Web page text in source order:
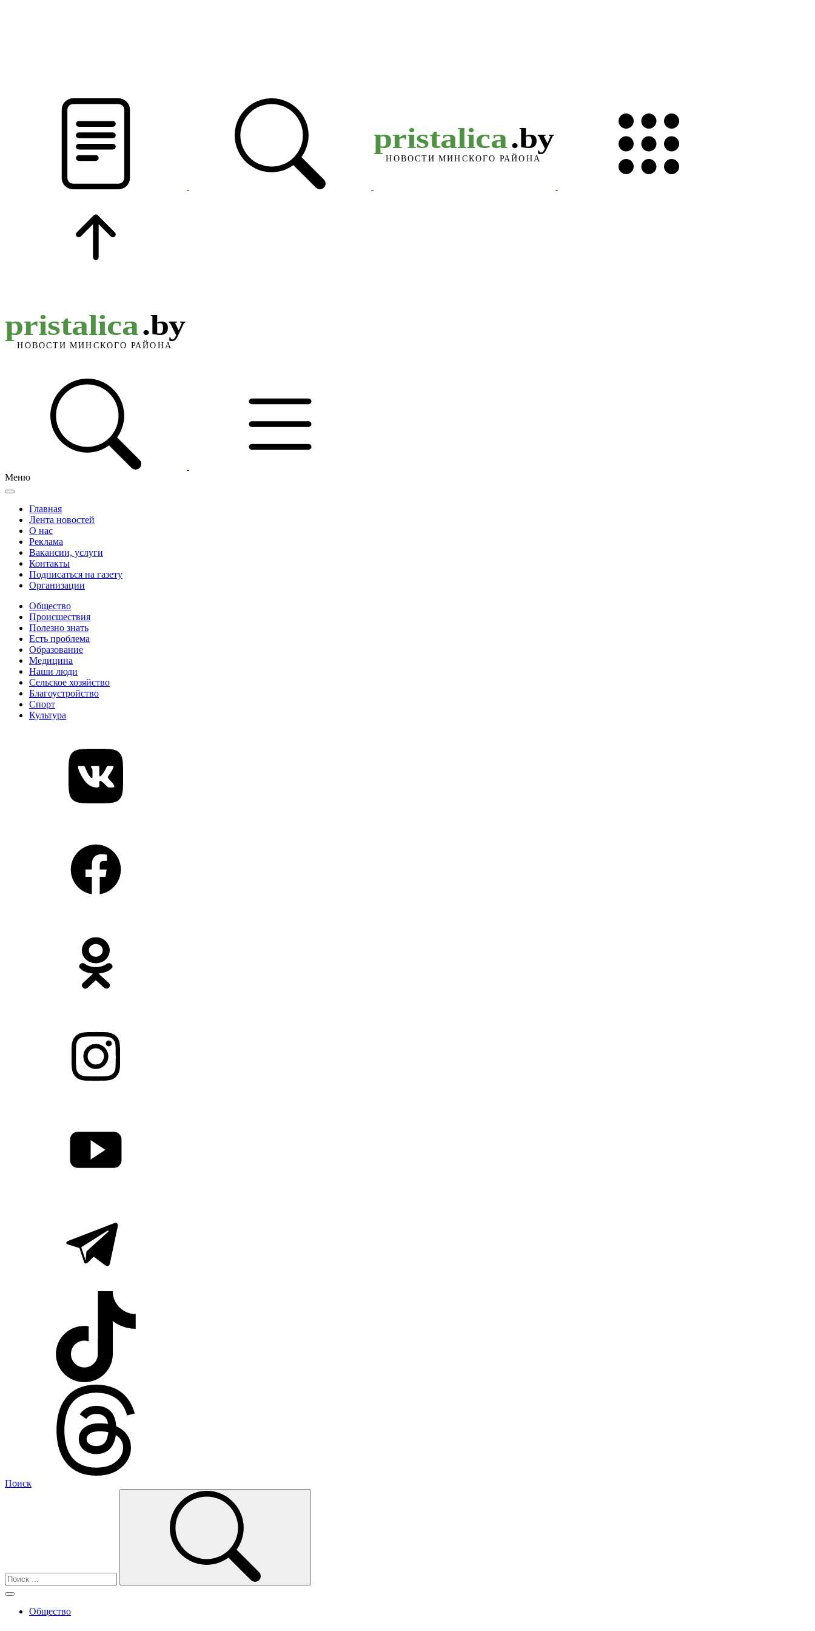
Меню
Главная
Лента новостей
О нас
Реклама
Вакансии, услуги
Контакты
Подписаться на газету
Организации
Общество
Происшествия
Полезно знать
Есть проблема
Образование
Медицина
Наши люди
Сельское хозяйство
Благоустройство
Спорт
Культура
Поиск
Общество